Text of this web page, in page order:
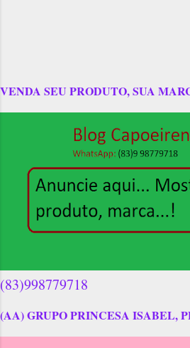
VENDA SEU PRODUTO, SUA
(83)998779718
(AA) GRUPO PRINCESA ISABEL,